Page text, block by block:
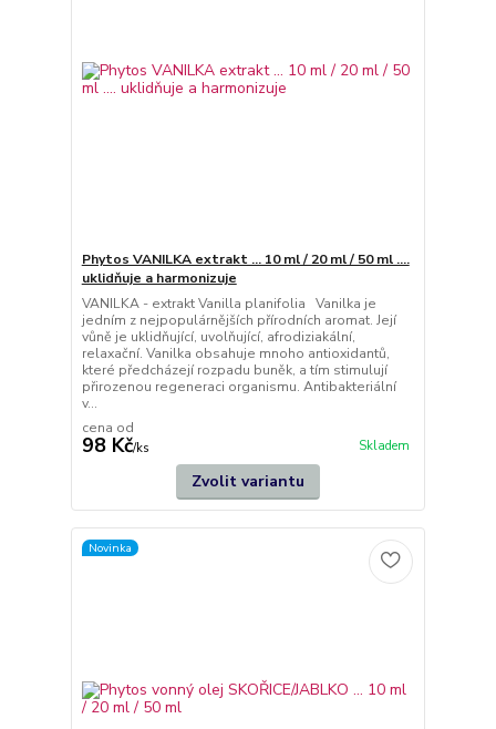
Phytos VANILKA extrakt ... 10 ml / 20 ml / 50 ml ....
uklidňuje a harmonizuje
VANILKA - extrakt Vanilla planifolia Vanilka je
jedním z nejpopulárnějších přírodních aromat. Její
vůně je uklidňující, uvolňující, afrodiziakální,
relaxační. Vanilka obsahuje mnoho antioxidantů,
které předcházejí rozpadu buněk, a tím stimulují
přirozenou regeneraci organismu. Antibakteriální
v...
cena od
98 Kč/ks Skladem
Zvolit variantu
Novinka